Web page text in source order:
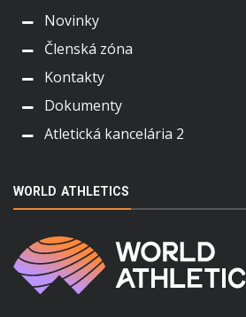
Novinky
Členská zóna
Kontakty
Dokumenty
Atletická kancelária 2
WORLD ATHLETICS